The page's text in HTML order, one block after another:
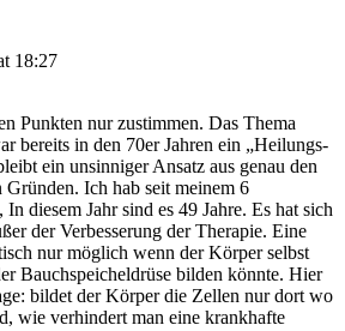
18:27
Punkten nur zustimmen. Das Thema
bereits in den 70er Jahren ein „Heilungs-
ein unsinniger Ansatz aus genau den
Gründen. Ich hab seit meinem 6
diesem Jahr sind es 49 Jahre. Es hat sich
der Verbesserung der Therapie. Eine
nur möglich wenn der Körper selbst
Bauchspeicheldrüse bilden könnte. Hier
bildet der Körper die Zellen nur dort wo
wie verhindert man eine krankhafte